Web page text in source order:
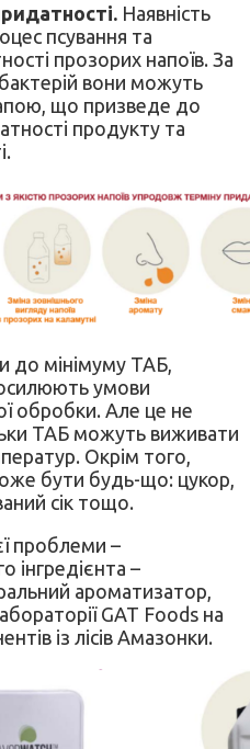
Наявність
псування та
прозорих напоїв. За
вони можуть
що призведе до
продукту та
до мінімуму ТАБ,
умови
обробки. Але це не
ТАБ можуть виживати
Окрім того,
бути будь-що: цукор,
сік тощо.
проблеми –
інгредієнта –
ароматизатор,
GAT Foods на
із лісів Амазонки.